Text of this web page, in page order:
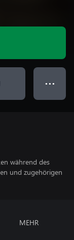
● ● ●
während des
und zugehörigen
MEHR